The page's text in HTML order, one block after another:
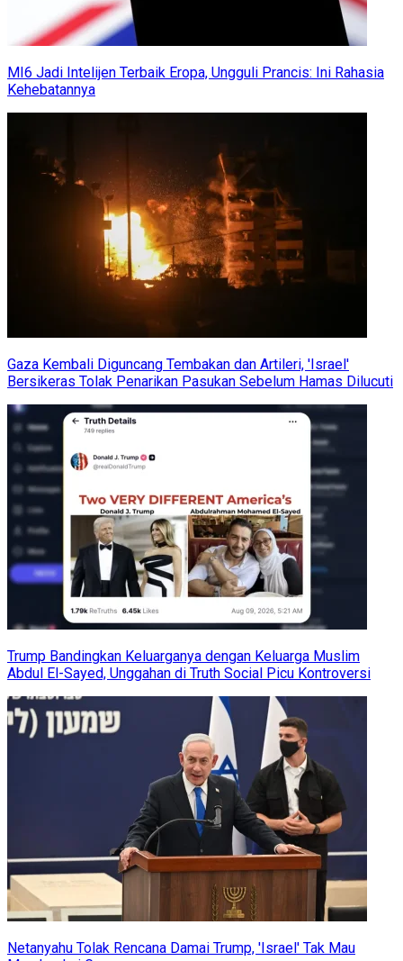
MI6 Jadi Intelijen Terbaik Eropa, Ungguli Prancis: Ini Rahasia
Kehebatannya
Gaza Kembali Diguncang Tembakan dan Artileri, 'Israel'
Bersikeras Tolak Penarikan Pasukan Sebelum Hamas Dilucuti
Trump Bandingkan Keluarganya dengan Keluarga Muslim
Abdul El-Sayed, Unggahan di Truth Social Picu Kontroversi
Netanyahu Tolak Rencana Damai Trump, 'Israel' Tak Mau